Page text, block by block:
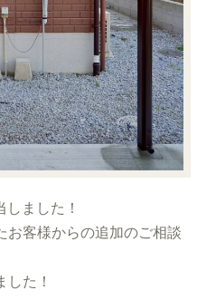
ました！
お客様からの追加のご相談
た！